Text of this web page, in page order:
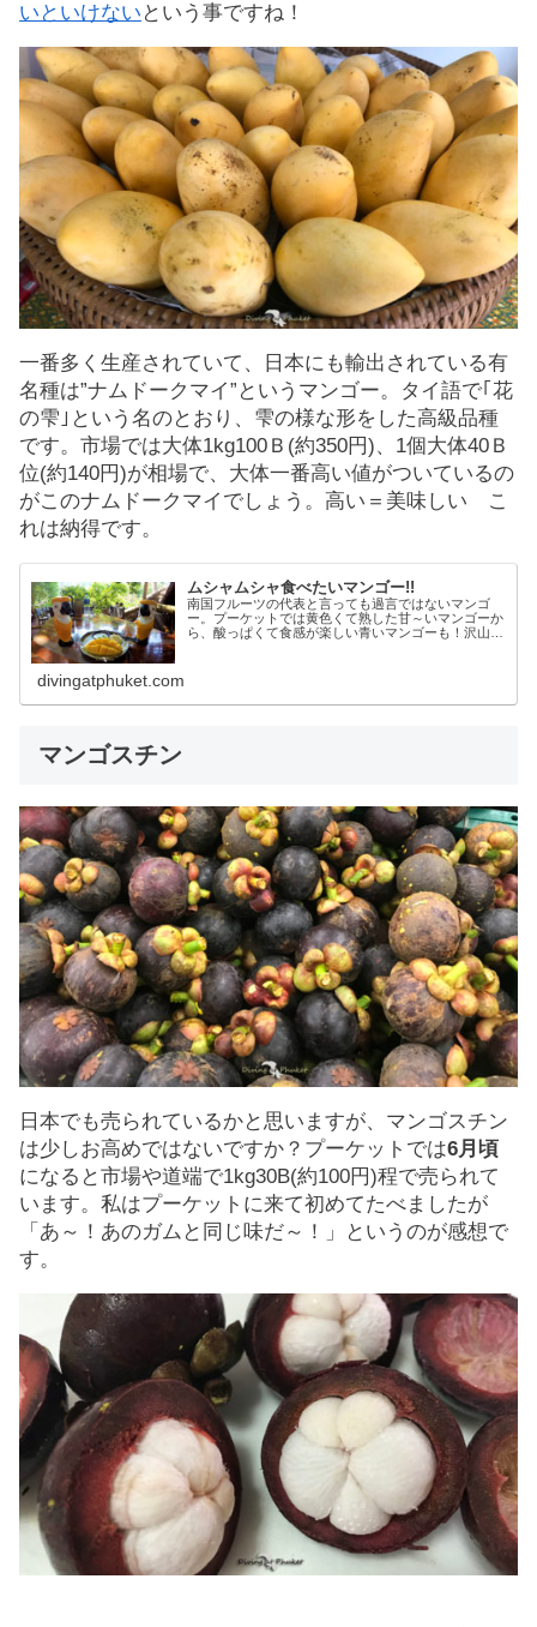
いといけない という事ですね！
一番多く生産されていて、日本にも輸出されている有
名種は”ナムドークマイ”というマンゴー。タイ語で｢花
の雫｣という名のとおり、雫の様な形をした高級品種
です。市場では大体1kg100Ｂ(約350円)、1個大体40Ｂ
位(約140円)が相場で、大体一番高い値がついているの
がこのナムドークマイでしょう。高い＝美味しい こ
れは納得です。
ムシャムシャ食べたいマンゴー!!
南国フルーツの代表と言っても過言ではないマンゴ
ー。プーケットでは黄色くて熟した甘～いマンゴーか
ら、酸っぱくて食感が楽しい青いマンゴーも！沢山の
divingatphuket.com
マンゴスチン
日本でも売られているかと思いますが、マンゴスチン
は少しお高めではないですか？プーケットでは6月頃
になると市場や道端で1kg30B(約100円)程で売られて
います。私はプーケットに来て初めてたべましたが
「あ～！あのガムと同じ味だ～！」というのが感想で
す。